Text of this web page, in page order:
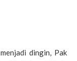
dingin, Pak